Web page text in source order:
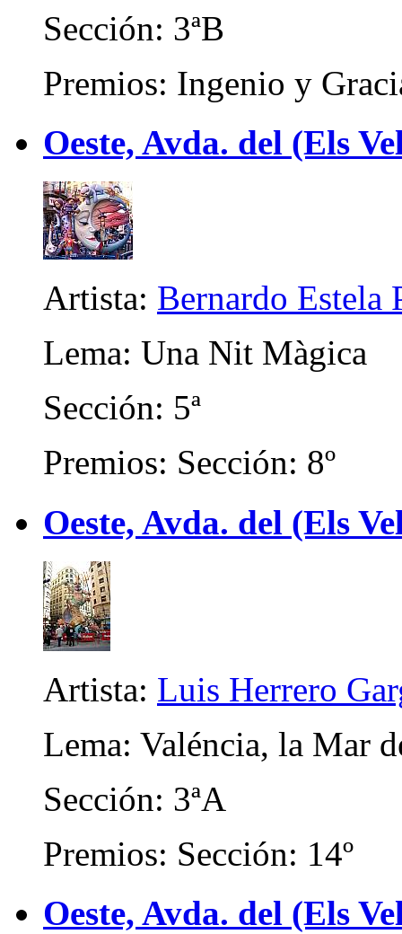
Sección: 3ªB
Premios: Ingenio y
Oeste, Avda. del (Els
Artista: Bernardo Estela
Lema: Una Nit Màgica
Sección: 5ª
Premios: Sección: 8º
Oeste, Avda. del (Els
Artista: Luis Herrero
Lema: Valéncia, la Mar
Sección: 3ªA
Premios: Sección: 14º
Oeste, Avda. del (Els